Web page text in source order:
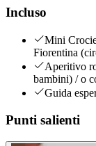
Incluso
Mini
Fiorentina
Aperitivo
bambini) / o
Guida
Punti salienti